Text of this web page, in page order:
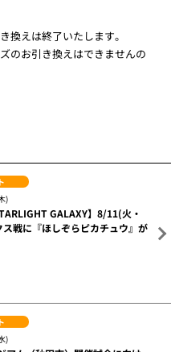
換えは終了いたします。
のお引き換えはできませんの
)
GALAXY】8/11(火・
戦に『ほしぞらピカチュウ』が
)